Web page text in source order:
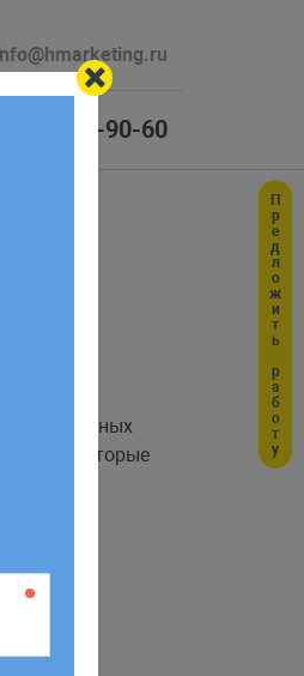
(925) 464-90-60
данных
ключ, которые
Предложить работу